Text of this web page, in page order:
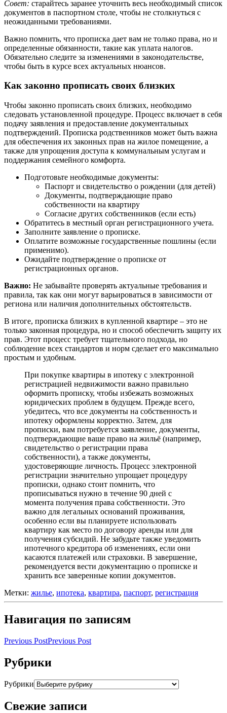
Совет: старайтесь заранее уточнить весь необходимый список
документов в паспортном столе, чтобы не столкнуться с
неожиданными требованиями.
Важно помнить, что прописка дает вам не только права, но и
определенные обязанности, такие как уплата налогов.
Обязательно следите за изменениями в законодательстве,
чтобы быть в курсе всех актуальных нюансов.
Как законно прописать своих близких
Чтобы законно прописать своих близких, необходимо
следовать установленной процедуре. Процесс включает в себя
подачу заявления и предоставление документальных
подтверждений. Прописка родственников может быть важна
для обеспечения их законных прав на жилое помещение, а
также для упрощения доступа к коммунальным услугам и
поддержания семейного комфорта.
Подготовьте необходимые документы:
Паспорт и свидетельство о рождении (для детей)
Документы, подтверждающие право
собственности на квартиру
Согласие других собственников (если есть)
Обратитесь в местный орган регистрационного учета.
Заполните заявление о прописке.
Оплатите возможные государственные пошлины (если
применимо).
Ожидайте подтверждение о прописке от
регистрационных органов.
Важно: Не забывайте проверять актуальные требования и
правила, так как они могут варьироваться в зависимости от
региона или наличия дополнительных обстоятельств.
В итоге, прописка близких в купленной квартире – это не
только законная процедура, но и способ обеспечить защиту их
прав. Этот процесс требует тщательного подхода, но
соблюдение всех стандартов и норм сделает его максимально
простым и удобным.
При покупке квартиры в ипотеку с электронной
регистрацией недвижимости важно правильно
оформить прописку, чтобы избежать возможных
юридических проблем в будущем. Прежде всего,
убедитесь, что все документы на собственность и
ипотеку оформлены корректно. Затем, для
прописки, вам потребуется заявление, документы,
подтверждающие ваше право на жильё (например,
свидетельство о регистрации права
собственности), а также документы,
удостоверяющие личность. Процесс электронной
регистрации значительно упрощает процедуру
прописки, однако стоит помнить, что
прописываться нужно в течение 90 дней с
момента получения права собственности. Это
важно для легальных оснований проживания,
особенно если вы планируете использовать
квартиру как место по договору аренды или для
получения субсидий. Не забудьте также уведомить
ипотечного кредитора об изменениях, если они
касаются платежей или страховки. В завершение,
рекомендуется вести документацию о прописке и
хранить все заверенные копии документов.
Метки: жилье, ипотека, квартира, паспорт, регистрация
Навигация по записям
Previous PostPrevious Post
Рубрики
Рубрики
Свежие записи